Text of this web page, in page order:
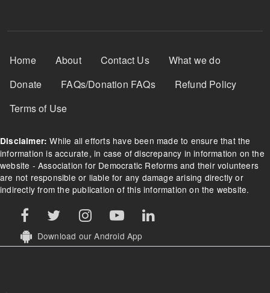
Footer Menu
Home About Contact Us
What we do
Donate
FAQs/Donation FAQs
Refund Policy
Terms of Use
Disclaimer: While all efforts have been made to ensure that the
information is accurate, in case of discrepancy in information on the
website - Association for Democratic Reforms and their volunteers
are not responsible or liable for any damage arising directly or
indirectly from the publication of this information on the website.
Download our Android App